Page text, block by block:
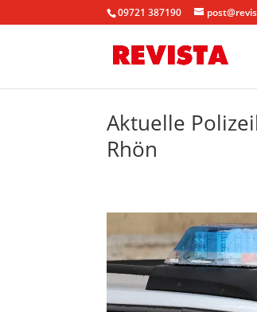
09721 387190
Aktuelle
Rhön